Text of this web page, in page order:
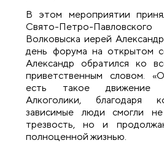
В этом мероприятии
Свято-Петро-
Волковыска иерей
день форума на открытом
Александр обратился ко
приветственным словом.
есть такое движение
Алкоголики, благодаря
зависимые люди смогли
трезвость, но и
полноценной жизнью.